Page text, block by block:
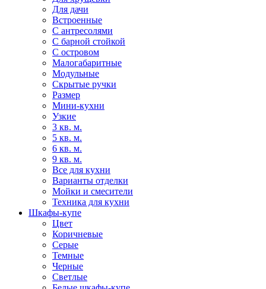
Для дачи
Встроенные
С антресолями
С барной стойкой
С островом
Малогабаритные
Модульные
Скрытые ручки
Размер
Мини-кухни
Узкие
3 кв. м.
5 кв. м.
6 кв. м.
9 кв. м.
Все для кухни
Варианты отделки
Мойки и смесители
Техника для кухни
Шкафы-купе
Цвет
Коричневые
Серые
Темные
Черные
Светлые